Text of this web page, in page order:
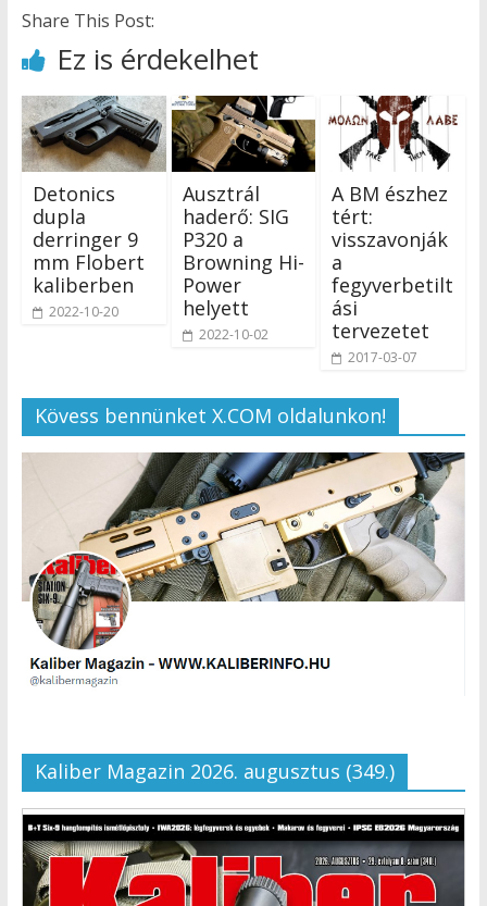
Share This Post:
Ez is érdekelhet
Detonics
dupla
derringer 9
mm Flobert
kaliberben
2022-10-20
Ausztrál
haderő: SIG
P320 a
Browning Hi-
Power
helyett
2022-10-02
A BM észhez
tért:
visszavonják
a
fegyverbetilt
ási
tervezetet
2017-03-07
Kövess bennünket X.COM oldalunkon!
Kaliber Magazin 2026. augusztus (349.)